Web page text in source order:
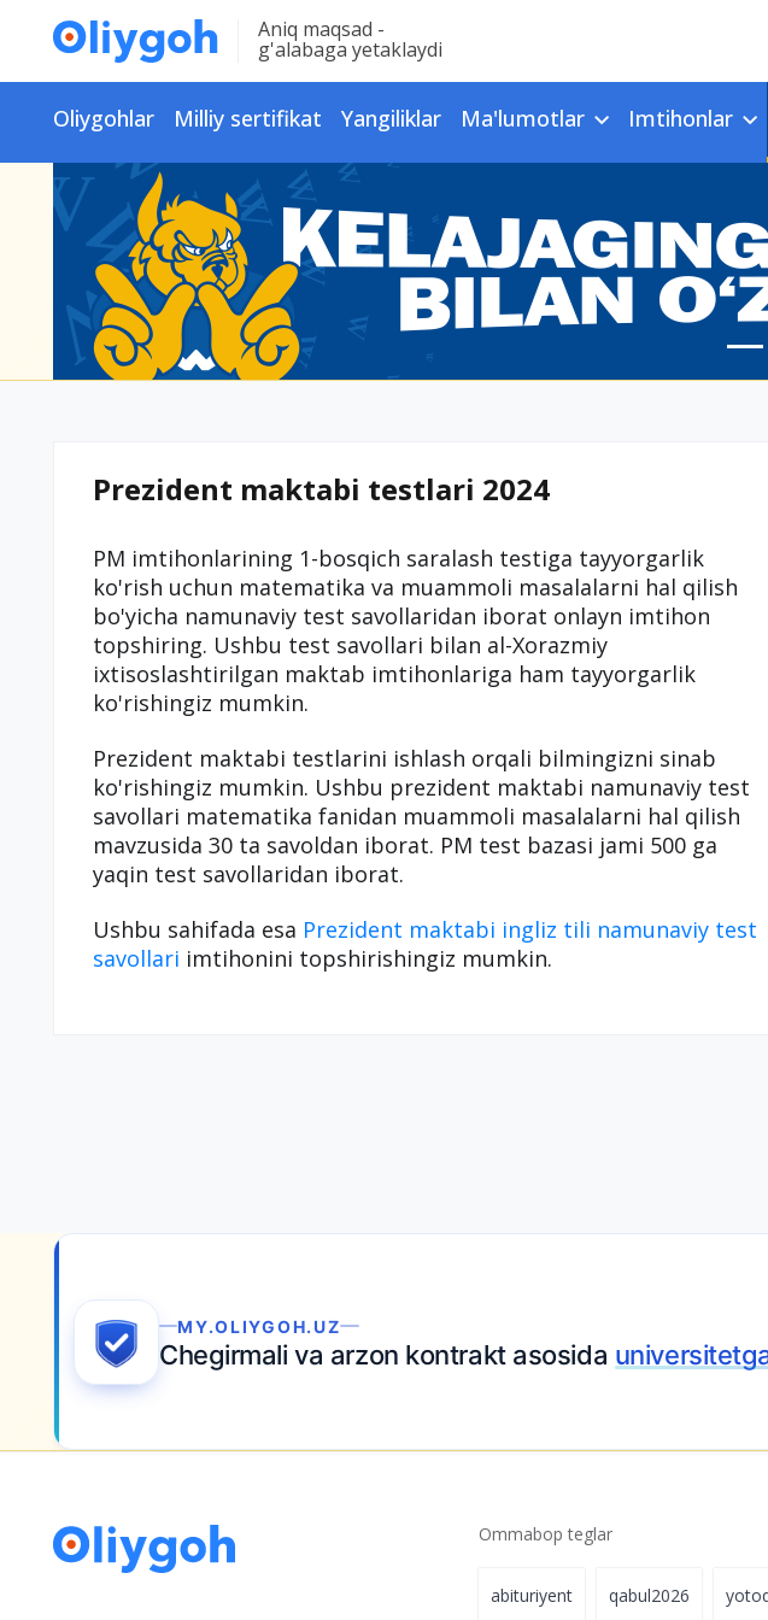
Aniq maqsad -
g'alabaga yetaklaydi
Oliygohlar Milliy sertifikat Yangiliklar Ma'lumotlar Imtihonlar
Prezident maktabi testlari 2024
PM imtihonlarining 1-bosqich saralash testiga tayyorgarlik
ko'rish uchun matematika va muammoli masalalarni hal qilish
bo'yicha namunaviy test savollaridan iborat onlayn imtihon
topshiring. Ushbu test savollari bilan al-Xorazmiy
ixtisoslashtirilgan maktab imtihonlariga ham tayyorgarlik
ko'rishingiz mumkin.
Prezident maktabi testlarini ishlash orqali bilmingizni sinab
ko'rishingiz mumkin. Ushbu prezident maktabi namunaviy test
savollari matematika fanidan muammoli masalalarni hal qilish
mavzusida 30 ta savoldan iborat. PM test bazasi jami 500 ga
yaqin test savollaridan iborat.
Ushbu sahifada esa Prezident maktabi ingliz tili namunaviy test
savollari imtihonini topshirishingiz mumkin.
MY.OLIYGOH.UZ
Chegirmali va arzon kontrakt asosida
Ommabop teglar
abituriyent qabul2026